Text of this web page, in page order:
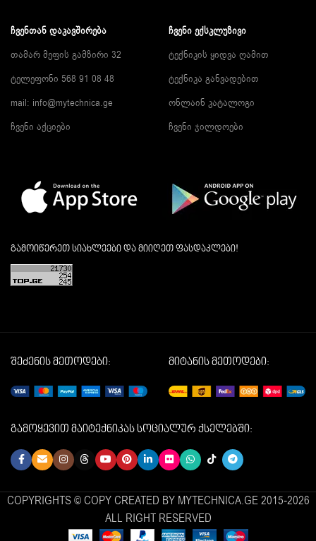
ᲩᲕᲔᲜᲗᲐᲜ ᲓᲐᲙᲐᲕᲨᲘᲠᲔᲑᲐ
თამარ მეფის გამზირი 32
ტელეფონი 568 91 08 48
mail: info@mytechnica.ge
ჩვენი აქციები
ᲩᲕᲔᲜᲘ ᲔᲥᲡᲙᲚᲣᲖᲘᲕᲘ
ტექნიკის ყიდვა ღამით
ტექნიკა განვადებით
ონლაინ კატალოგი
ჩვენი ჯილდოები
გამოიწერეთ სიახლეები და მიიღეთ ფასდაკლები!
შეძენის მეთოდები: მიტანის მეთოდები:
გამოყევით მაიტექნიკას სოციალურ ქსელებში:
COPYRIGHTS © COPY CREATED BY MYTECHNICA.GE 2015-2026
ALL RIGHT RESERVED